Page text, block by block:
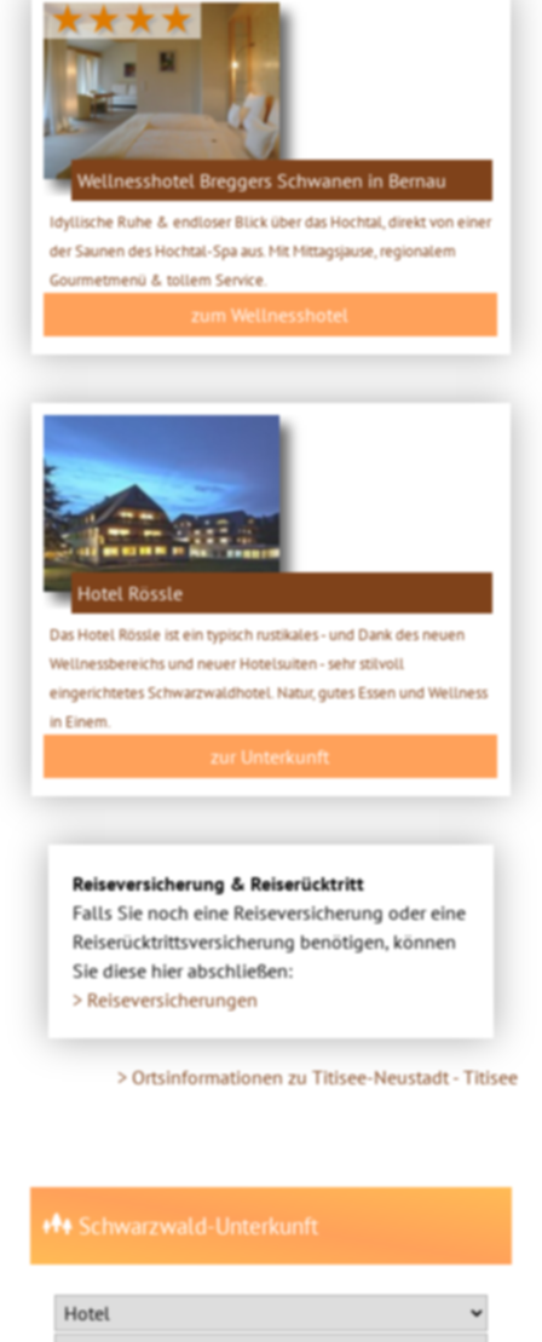
★★★★
Wellnesshotel Breggers Schwanen in Bernau
Idyllische Ruhe & endloser Blick über das Hochtal, direkt von einer
der Saunen des Hochtal-Spa aus. Mit Mittagsjause, regionalem
Gourmetmenü & tollem Service.
zum Wellnesshotel
Hotel Rössle
Das Hotel Rössle ist ein typisch rustikales - und Dank des neuen
Wellnessbereichs und neuer Hotelsuiten - sehr stilvoll
eingerichtetes Schwarzwaldhotel. Natur, gutes Essen und Wellness
in Einem.
zur Unterkunft
Reiseversicherung & Reiserücktritt
Falls Sie noch eine Reiseversicherung oder eine
Reiserücktrittsversicherung benötigen, können
Sie diese hier abschließen:
> Reiseversicherungen
> Ortsinformationen zu Titisee-Neustadt - Titisee
Schwarzwald-Unterkunft